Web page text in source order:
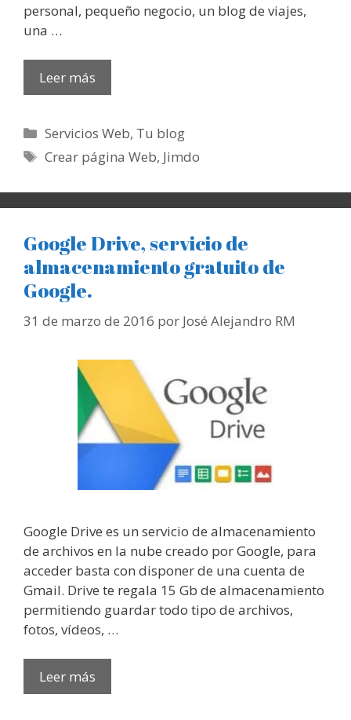
personal, pequeño negocio, un blog de viajes,
una …
Leer más
Categorías
Servicios Web, Tu blog
Etiquetas
Crear página Web, Jimdo
Google Drive, servicio de
almacenamiento gratuito de
Google.
31 de marzo de 2016 por José Alejandro RM
Google Drive es un servicio de almacenamiento
de archivos en la nube creado por Google, para
acceder basta con disponer de una cuenta de
Gmail. Drive te regala 15 Gb de almacenamiento
permitiendo guardar todo tipo de archivos,
fotos, vídeos, …
Leer más